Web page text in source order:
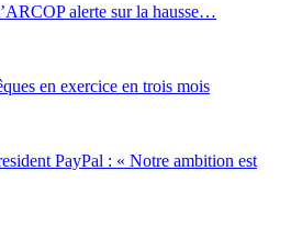
alerte sur la hausse…
en exercice en trois mois
PayPal : « Notre ambition est